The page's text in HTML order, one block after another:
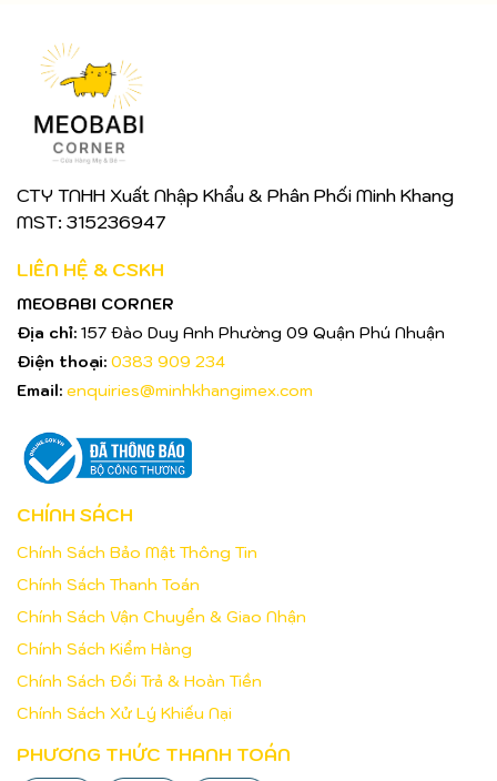
CTY TNHH Xuất Nhập Khẩu & Phân Phối Minh Khang
MST: 315236947
LIÊN HỆ & CSKH
MEOBABI CORNER
Địa chỉ: 157 Đào Duy Anh Phường 09 Quận Phú Nhuận
Điện thoại: 0383 909 234
Email: enquiries@minhkhangimex.com
CHÍNH SÁCH
Chính Sách Bảo Mật Thông Tin
Chính Sách Thanh Toán
Chính Sách Vận Chuyển & Giao Nhận
Chính Sách Kiểm Hàng
Chính Sách Đổi Trả & Hoàn Tiền
Chính Sách Xử Lý Khiếu Nại
PHƯƠNG THỨC THANH TOÁN